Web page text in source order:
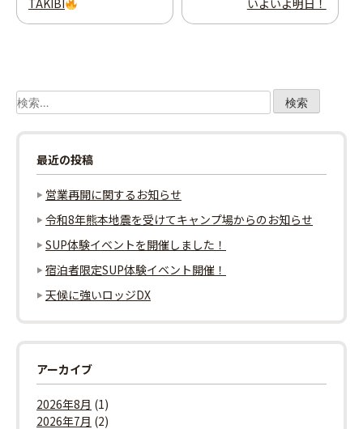
稿
ビ
ゲ
ー
シ
ョ
ン
TAKIBI いよいよ明日！
検
索:
最近の投稿
営業再開に関するお知らせ
令和8年熊本地震を受けてキャンプ場からのお知らせ
SUP体験イベントを開催しました！
宿泊者限定SUP体験イベント開催！
天候に強いロッジDX
アーカイブ
2026年8月 (1)
2026年7月 (2)